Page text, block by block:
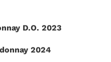
D.O. 2023
2024